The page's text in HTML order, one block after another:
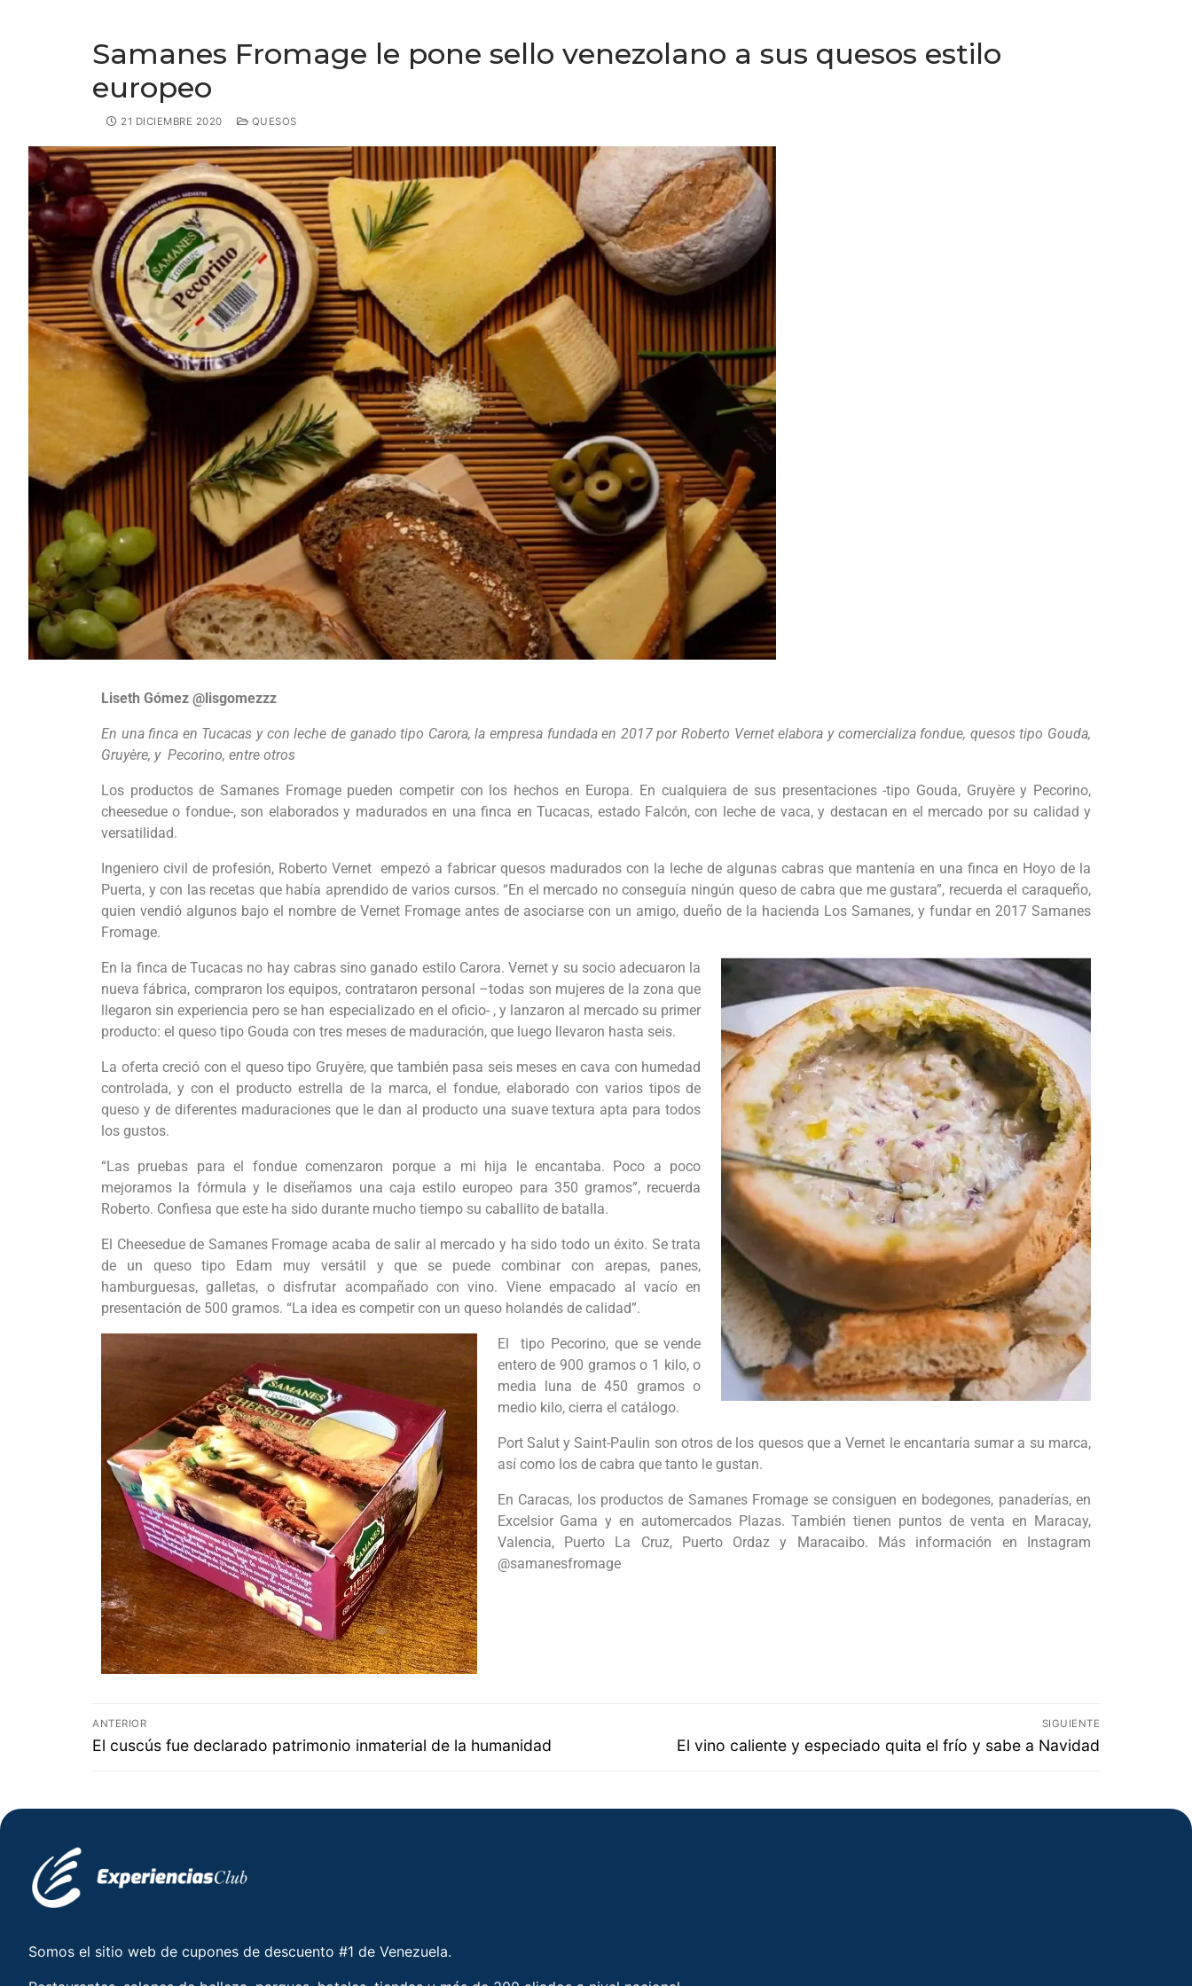
Samanes Fromage le pone sello venezolano a sus quesos estilo
europeo
21 DICIEMBRE 2020 QUESOS
Liseth Gómez @lisgomezzz
En una finca en Tucacas y con leche de ganado tipo Carora, la empresa fundada en 2017 por Roberto Vernet elabora y comercializa fondue, quesos tipo Gouda,
Gruyère, y Pecorino, entre otros
Los productos de Samanes Fromage pueden competir con los hechos en Europa. En cualquiera de sus presentaciones -tipo Gouda, Gruyère y Pecorino,
cheesedue o fondue-, son elaborados y madurados en una finca en Tucacas, estado Falcón, con leche de vaca, y destacan en el mercado por su calidad y
versatilidad.
Ingeniero civil de profesión, Roberto Vernet empezó a fabricar quesos madurados con la leche de algunas cabras que mantenía en una finca en Hoyo de la
Puerta, y con las recetas que había aprendido de varios cursos. “En el mercado no conseguía ningún queso de cabra que me gustara”, recuerda el caraqueño,
quien vendió algunos bajo el nombre de Vernet Fromage antes de asociarse con un amigo, dueño de la hacienda Los Samanes, y fundar en 2017 Samanes
Fromage.
En la finca de Tucacas no hay cabras sino ganado estilo Carora. Vernet y su socio adecuaron la
nueva fábrica, compraron los equipos, contrataron personal –todas son mujeres de la zona que
llegaron sin experiencia pero se han especializado en el oficio- , y lanzaron al mercado su primer
producto: el queso tipo Gouda con tres meses de maduración, que luego llevaron hasta seis.
La oferta creció con el queso tipo Gruyère, que también pasa seis meses en cava con humedad
controlada, y con el producto estrella de la marca, el fondue, elaborado con varios tipos de
queso y de diferentes maduraciones que le dan al producto una suave textura apta para todos
los gustos.
“Las pruebas para el fondue comenzaron porque a mi hija le encantaba. Poco a poco
mejoramos la fórmula y le diseñamos una caja estilo europeo para 350 gramos”, recuerda
Roberto. Confiesa que este ha sido durante mucho tiempo su caballito de batalla.
El Cheesedue de Samanes Fromage acaba de salir al mercado y ha sido todo un éxito. Se trata
de un queso tipo Edam muy versátil y que se puede combinar con arepas, panes,
hamburguesas, galletas, o disfrutar acompañado con vino. Viene empacado al vacío en
presentación de 500 gramos. “La idea es competir con un queso holandés de calidad”.
El tipo Pecorino, que se vende
entero de 900 gramos o 1 kilo, o
media luna de 450 gramos o
medio kilo, cierra el catálogo.
Port Salut y Saint-Paulin son otros de los quesos que a Vernet le encantaría sumar a su marca,
así como los de cabra que tanto le gustan.
En Caracas, los productos de Samanes Fromage se consiguen en bodegones, panaderías, en
Excelsior Gama y en automercados Plazas. También tienen puntos de venta en Maracay,
Valencia, Puerto La Cruz, Puerto Ordaz y Maracaibo. Más información en Instagram
@samanesfromage
ANTERIOR
El cuscús fue declarado patrimonio inmaterial de la humanidad
SIGUIENTE
El vino caliente y especiado quita el frío y sabe a Navidad
Somos el sitio web de cupones de descuento #1 de Venezuela.